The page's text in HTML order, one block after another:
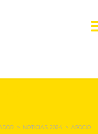
> NOTICIAS 2024 >ASOCIO